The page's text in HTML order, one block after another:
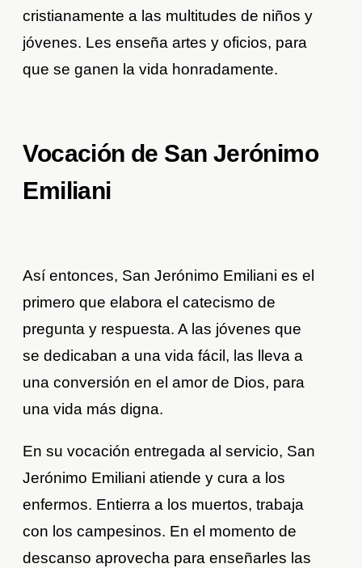
cristianamente a las multitudes de niños y
jóvenes. Les enseña artes y oficios, para
que se ganen la vida honradamente.
Vocación de San Jerónimo
Emiliani
Así entonces, San Jerónimo Emiliani es el
primero que elabora el catecismo de
pregunta y respuesta. A las jóvenes que
se dedicaban a una vida fácil, las lleva a
una conversión en el amor de Dios, para
una vida más digna.
En su vocación entregada al servicio, San
Jerónimo Emiliani atiende y cura a los
enfermos. Entierra a los muertos, trabaja
con los campesinos. En el momento de
descanso aprovecha para enseñarles las